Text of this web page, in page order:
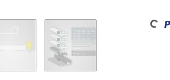
Loading...